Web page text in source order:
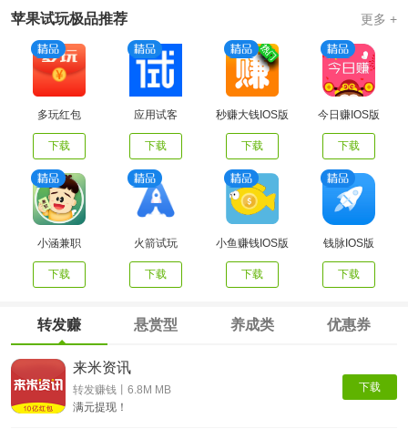
苹果试玩极品推荐 更多 +
多玩红包
下载
应用试客
下载
秒赚大钱IOS版
下载
今日赚IOS版
下载
小涵兼职
下载
火箭试玩
下载
小鱼赚钱IOS版
下载
钱脉IOS版
下载
转发赚 悬赏型 养成类 优惠券
下载
来米资讯
转发赚钱丨6.8M MB
满元提现！